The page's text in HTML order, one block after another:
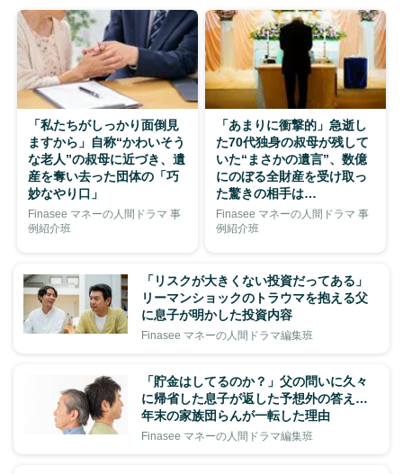
「私たちがしっかり面倒見
ますから」自称“かわいそう
な老人”の叔母に近づき、遺
産を奪い去った団体の「巧
妙なやり口」
Finasee マネーの人間ドラマ 事
例紹介班
「あまりに衝撃的」急逝し
た70代独身の叔母が残して
いた“まさかの遺言”、数億
にのぼる全財産を受け取っ
た驚きの相手は…
Finasee マネーの人間ドラマ 事
例紹介班
「リスクが大きくない投資だってある」
リーマンショックのトラウマを抱える父
に息子が明かした投資内容
Finasee マネーの人間ドラマ編集班
「貯金はしてるのか？」父の問いに久々
に帰省した息子が返した予想外の答え…
年末の家族団らんが一転した理由
Finasee マネーの人間ドラマ編集班